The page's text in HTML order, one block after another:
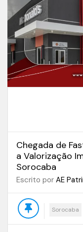
Chegada de
a Valorização
Sorocaba
Escrito por AE
Sorocaba